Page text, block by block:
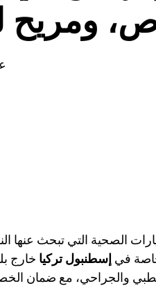
الصحية التي تبحث عنها
في إسطنبول تركيا خارج